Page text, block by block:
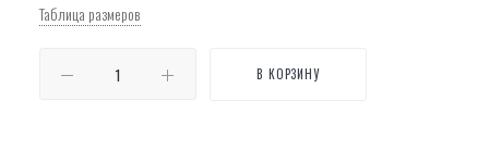
Таблица размеров
В КОРЗИНУ